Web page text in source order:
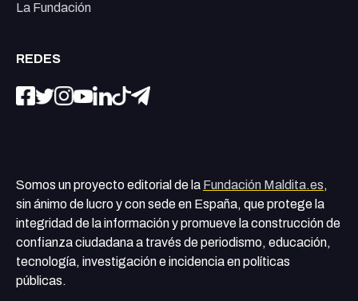
La Fundación
REDES
Somos un proyecto editorial de la Fundación Maldita.es,
sin ánimo de lucro y con sede en España, que protege la
integridad de la información y promueve la construcción de
confianza ciudadana a través de periodismo, educación,
tecnología, investigación e incidencia en políticas
públicas.